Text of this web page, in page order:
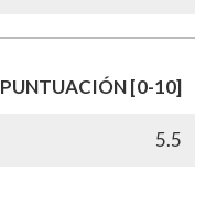
PUNTUACIÓN [0-10]
5.5